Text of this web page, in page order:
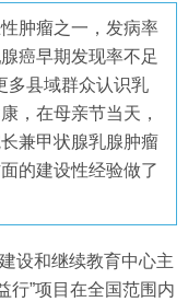
肿瘤之一，发病率
癌早期发现率不足
多县域群众认识乳
，在母亲节当天，
兼甲状腺乳腺肿瘤
的建设性经验做了
设和继续教育中心主
行”项目在全国范围内